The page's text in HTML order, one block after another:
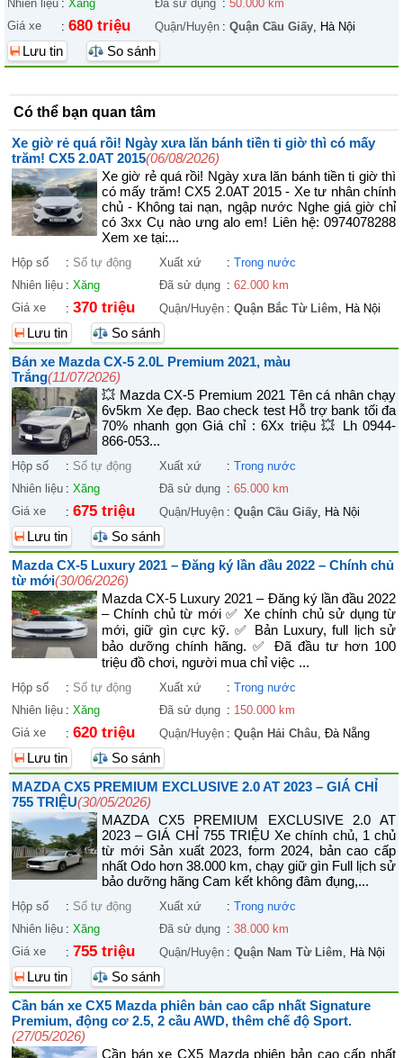
Nhiên liệu : Xăng Đã sử dụng : 50.000 km
Giá xe
: 680 triệu Quận/Huyện : Quận Cầu Giấy, Hà Nội
Lưu tin So sánh
Có thể bạn quan tâm
Xe giờ rẻ quá rồi! Ngày xưa lăn bánh tiền ti giờ thì có mấy
trăm! CX5 2.0AT 2015(06/08/2026)
Xe giờ rẻ quá rồi! Ngày xưa lăn bánh tiền ti giờ thì
có mấy trăm! CX5 2.0AT 2015 - Xe tư nhân chính
chủ - Không tai nạn, ngập nước Nghe giá giờ chỉ
có 3xx Cụ nào ưng alo em! Liên hệ: 0974078288
Xem xe tại:...
Hộp số : Số tự động Xuất xứ : Trong nước
Nhiên liệu : Xăng Đã sử dụng : 62.000 km
Giá xe
: 370 triệu Quận/Huyện : Quận Bắc Từ Liêm, Hà Nội
Lưu tin
So sánh
Bán xe Mazda CX-5 2.0L Premium 2021, màu
Trắng(11/07/2026)
💥 Mazda CX-5 Premium 2021 Tên cá nhân chạy
6v5km Xe đẹp. Bao check test Hỗ trợ bank tối đa
70% nhanh gọn Giá chỉ : 6Xx triệu 💥 Lh 0944-
866-053...
Hộp số : Số tự động Xuất xứ : Trong nước
Nhiên liệu : Xăng Đã sử dụng : 65.000 km
Giá xe
: 675 triệu Quận/Huyện : Quận Cầu Giấy, Hà Nội
Lưu tin
So sánh
Mazda CX-5 Luxury 2021 – Đăng ký lần đầu 2022 – Chính chủ
từ mới(30/06/2026)
Mazda CX-5 Luxury 2021 – Đăng ký lần đầu 2022
– Chính chủ từ mới ✅ Xe chính chủ sử dụng từ
mới, giữ gìn cực kỹ. ✅ Bản Luxury, full lịch sử
bảo dưỡng chính hãng. ✅ Đã đầu tư hơn 100
triệu đồ chơi, người mua chỉ việc ...
Hộp số : Số tự động Xuất xứ : Trong nước
Nhiên liệu : Xăng Đã sử dụng : 150.000 km
Giá xe
: 620 triệu Quận/Huyện : Quận Hải Châu, Đà Nẵng
Lưu tin
So sánh
MAZDA CX5 PREMIUM EXCLUSIVE 2.0 AT 2023 – GIÁ CHỈ
755 TRIỆU(30/05/2026)
MAZDA CX5 PREMIUM EXCLUSIVE 2.0 AT
2023 – GIÁ CHỈ 755 TRIỆU Xe chính chủ, 1 chủ
từ mới Sản xuất 2023, form 2024, bản cao cấp
nhất Odo hơn 38.000 km, chạy giữ gìn Full lịch sử
bảo dưỡng hãng Cam kết không đâm đụng,...
Hộp số : Số tự động Xuất xứ : Trong nước
Nhiên liệu : Xăng Đã sử dụng : 38.000 km
Giá xe
: 755 triệu Quận/Huyện : Quận Nam Từ Liêm, Hà Nội
Lưu tin
So sánh
Cần bán xe CX5 Mazda phiên bản cao cấp nhất Signature
Premium, động cơ 2.5, 2 cầu AWD, thêm chế độ Sport.
(27/05/2026)
Cần bán xe CX5 Mazda phiên bản cao cấp nhất